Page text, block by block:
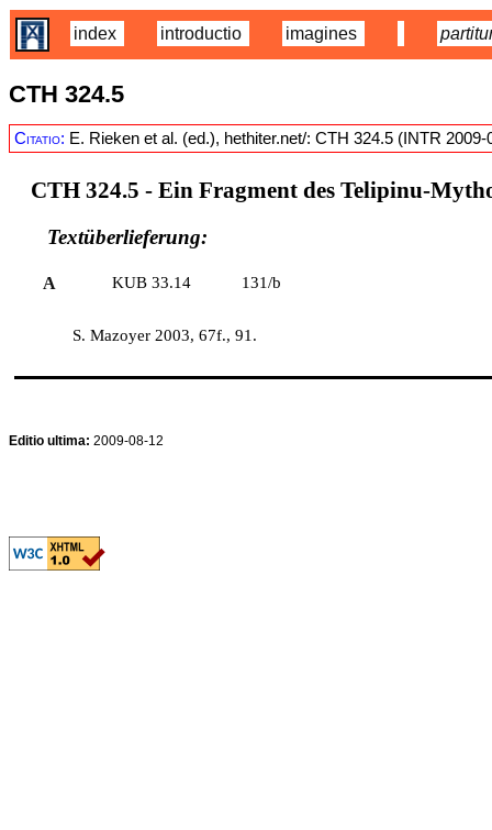
index introductio imagines
CTH 324.5
Citatio: E. Rieken et al. (ed.), hethiter.net/: CTH 324.5 (INTR 2009-
CTH 324.5 - Ein Fragment des Telipinu-
Textüberlieferung:
A KUB 33.14 131/b
S. Mazoyer 2003, 67f., 91.
Editio ultima: 2009-08-12